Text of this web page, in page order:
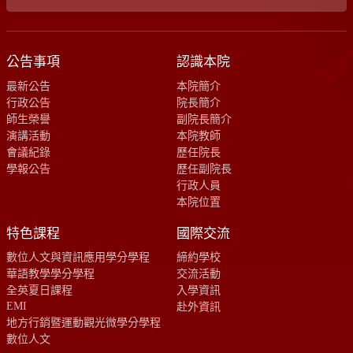
公告事項
最新公告
行政公告
師生榮譽
演講活動
會議紀錄
學報公告
認識本院
本院簡介
院長簡介
副院長簡介
本院教師
歷任院長
歷任副院長
行政人員
本院位置
特色課程
數位人文與資訊應用學分學程
華語教學學分學程
全英夏日課程
EMI
地方行銷暨運動觀光微學分學程
數位人文
國際交流
締約學校
交流活動
入學資訊
赴外資訊